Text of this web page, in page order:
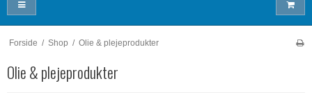
Forside / Shop / Olie & plejeprodukter
Olie & plejeprodukter